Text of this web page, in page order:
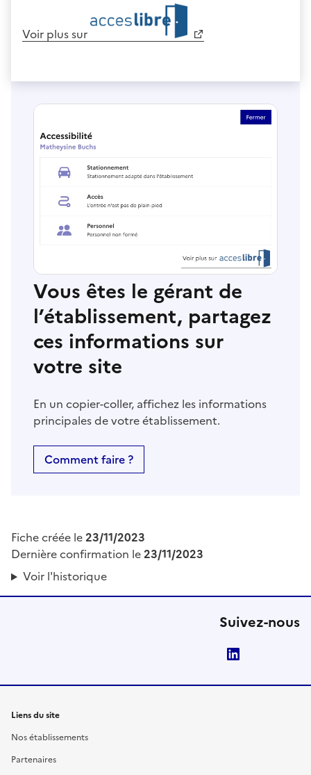
Voir plus sur
Vous êtes le gérant de
l’établissement, partagez
ces informations sur
votre site
En un copier-coller, affichez les informations
principales de votre établissement.
Comment faire ?
Fiche créée le23/11/2023
Dernière confirmation le23/11/2023
Voir l'historique
Suivez-nous
Liens du site
Nos établissements
Partenaires